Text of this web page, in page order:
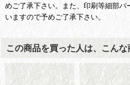
めご了承下さい。また、印刷等細部パ
いますので予めご了承下さい。
この商品を買った人は、こん